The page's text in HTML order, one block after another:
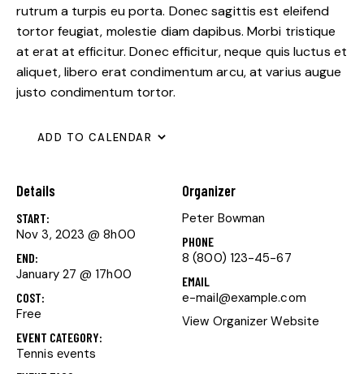
rutrum a turpis eu porta. Donec sagittis est eleifend
tortor feugiat, molestie diam dapibus. Morbi tristique
at erat at efficitur. Donec efficitur, neque quis luctus et
aliquet, libero erat condimentum arcu, at varius augue
justo condimentum tortor.
ADD TO CALENDAR
Details
START:
Nov 3, 2023 @ 8h00
END:
January 27 @ 17h00
COST:
Free
EVENT CATEGORY:
Tennis еvents
Organizer
Peter Bowman
PHONE
8 (800) 123-45-67
EMAIL
e-mail@example.com
View Organizer Website